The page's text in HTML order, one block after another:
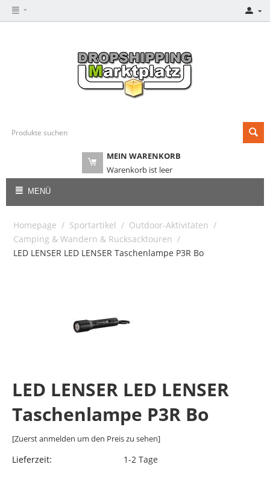
MEIN WARENKORB
Warenkorb ist leer
MENÜ
Homepage / Sportartikel / Outdoor-Aktivitäten /
Camping & Wandern & Rucksacktouren /
LED LENSER LED LENSER Taschenlampe P3R Bo
LED LENSER LED LENSER
Taschenlampe P3R Bo
[Zuerst anmelden um den Preis zu sehen]
Lieferzeit: 1-2 Tage